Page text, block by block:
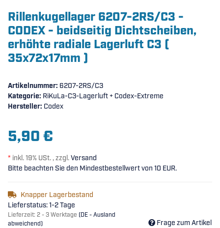
Rillenkugellager 6207-2RS/C3 -
CODEX - beidseitig Dichtscheiben,
erhöhte radiale Lagerluft C3 (
35x72x17mm )
Artikelnummer: 6207-2RS/C3
Kategorie: RiKuLa-C3-Lagerluft + Codex-Extreme
Hersteller: Codex
5,90 €
* inkl. 19% USt. , zzgl.Versand
Bitte beachten Sie den Mindestbestellwert von 10 EUR.
Knapper Lagerbestand
Lieferstatus: 1-2 Tage
Lieferzeit: 2 - 3 Werktage (DE - Ausland
abweichend)
Frage zum Artikel